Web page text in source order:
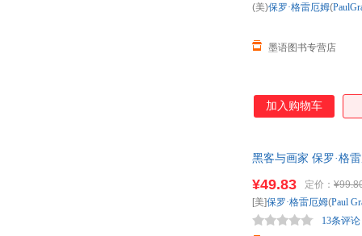
墨语图书专营店
(美)保罗·格雷厄姆(
加入购物车
黑客与画家 保罗·格
¥49.83 定价：
13条评论
[美]保罗·格雷厄姆(Paul